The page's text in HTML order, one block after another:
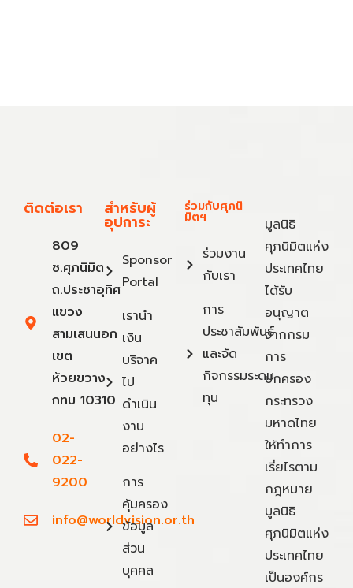
ติดต่อเรา
809
ซ.ศุภนิมิต
ถ.ประชาอุทิศ
แขวง
สามเสนนอก
เขต
ห้วยขวาง
กทม 10310
02-
022-
9200
info@worldvision.or.th
สำหรับผู้
อุปการะ
Sponsor
Portal
เรานำ
เงิน
บริจาค
ไป
ดำเนิน
งาน
อย่างไร
การ
คุ้มครอง
ข้อมูล
ส่วน
บุคคล
ร่วมกับศุภนิ
มิตฯ
ร่วมงาน
กับเรา
การ
ประชาสัมพันธ์
และจัด
กิจกรรมระดม
ทุน
มูลนิธิ
ศุภนิมิตแห่ง
ประเทศไทย
ได้รับ
อนุญาต
จากกรม
การ
ปกครอง
กระทรวง
มหาดไทย
ให้ทำการ
เรี่ยไรตาม
กฎหมาย
มูลนิธิ
ศุภนิมิตแห่ง
ประเทศไทย
เป็นองค์กร